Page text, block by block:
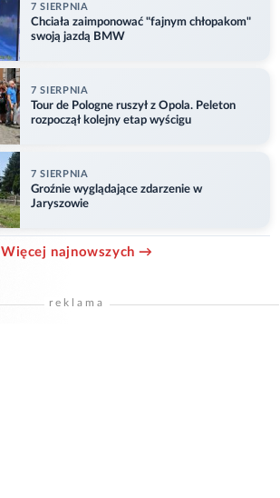
7 SIERPNIA
Chciała zaimponować "fajnym chłopakom"
swoją jazdą BMW
7 SIERPNIA
Tour de Pologne ruszył z Opola. Peleton
rozpoczął kolejny etap wyścigu
7 SIERPNIA
Groźnie wyglądające zdarzenie w
Jaryszowie
Więcej najnowszych →
reklama